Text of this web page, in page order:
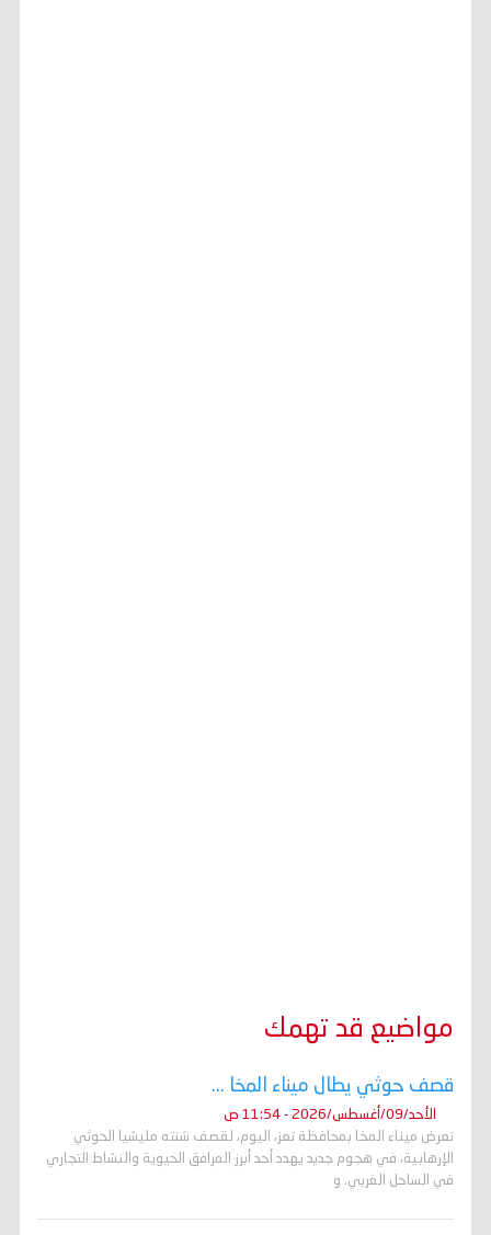
مواضيع قد تهمك
قصف حوثي يطال ميناء المخا ...
الأحد/09/أغسطس/2026 - 11:54 ص
تعرض ميناء المخا بمحافظة تعز، اليوم، لقصف شنته مليشيا الحوثي
الإرهابية، في هجوم جديد يهدد أحد أبرز المرافق الحيوية والنشاط التجاري
في الساحل الغربي. و